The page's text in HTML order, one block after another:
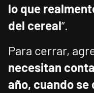
lo que
del cereal”.
Para cerrar,
necesitan
año, cuando